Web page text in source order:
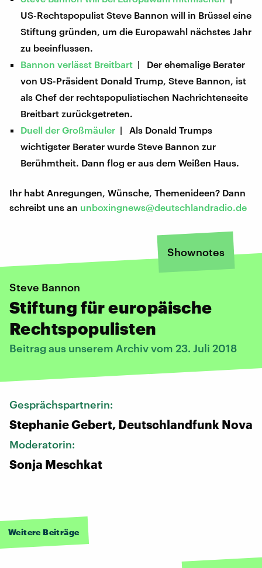
US-Rechtspopulist Steve Bannon will in Brüssel eine
Stiftung gründen, um die Europawahl nächstes Jahr
zu beeinflussen.
Bannon verlässt Breitbart | Der ehemalige Berater
von US-Präsident Donald Trump, Steve Bannon, ist
als Chef der rechtspopulistischen Nachrichtenseite
Breitbart zurückgetreten.
Duell der Großmäuler | Als Donald Trumps
wichtigster Berater wurde Steve Bannon zur
Berühmtheit. Dann flog er aus dem Weißen Haus.
Ihr habt Anregungen, Wünsche, Themenideen? Dann
schreibt uns an unboxingnews@deutschlandradio.de
Shownotes
Steve Bannon
Stiftung für europäische
Rechtspopulisten
Beitrag aus unserem Archiv vom 23. Juli 2018
Gesprächspartnerin:
Stephanie Gebert, Deutschlandfunk Nova
Moderatorin:
Sonja Meschkat
Weitere Beiträge